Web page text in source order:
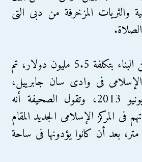
والثريات المزخرفة من دبى التى
فبعد أربعة سنوات من البناء بتكلفة 5.5 مليون دولار، تم
فى وادى سان جابرييل،
أمس السبت 22 يونيو 2013، وتقول الصحيفة أنه
فى المركز الإسلامى الجديد المقام
45 ألف متر، بعد أن كانوا يؤدونها فى ساحة